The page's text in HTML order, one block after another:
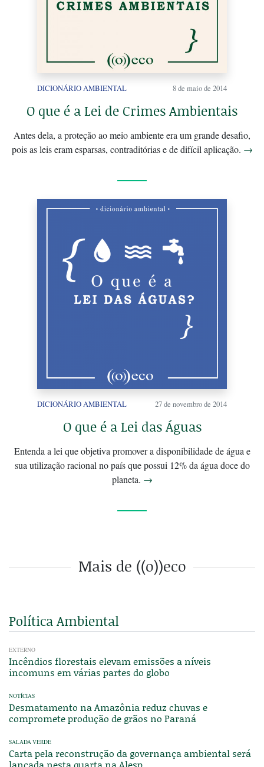
DICIONÁRIO AMBIENTAL 8 de maio de 2014
O que é a Lei de Crimes Ambientais
Antes dela, a proteção ao meio ambiente era um grande desafio,
pois as leis eram esparsas, contraditórias e de difícil aplicação. →
DICIONÁRIO AMBIENTAL 27 de novembro de 2014
O que é a Lei das Águas
Entenda a lei que objetiva promover a disponibilidade de água e
sua utilização racional no país que possui 12% da água doce do
planeta. →
Mais de ((o))eco
Política Ambiental
EXTERNO
Incêndios florestais elevam emissões a níveis
incomuns em várias partes do globo
NOTÍCIAS
Desmatamento na Amazônia reduz chuvas e
compromete produção de grãos no Paraná
SALADA VERDE
Carta pela reconstrução da governança ambiental será